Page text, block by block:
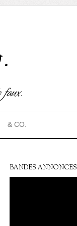
& CO.
BANDES ANNONCES